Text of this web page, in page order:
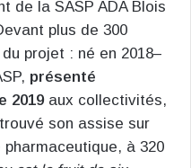
de la SASP ADA Blois
plus de 300
projet : né en 2018–
présenté
2019aux collectivités,
son assise sur
pharmaceutique, à 320